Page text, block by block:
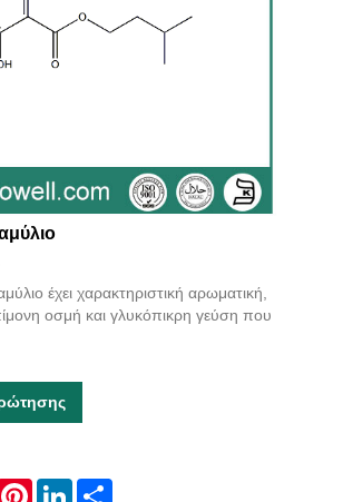
έχει χαρακτηριστική αρωματική,
οσμή και γλυκόπικρη γεύση που
PinterestLinkedIn